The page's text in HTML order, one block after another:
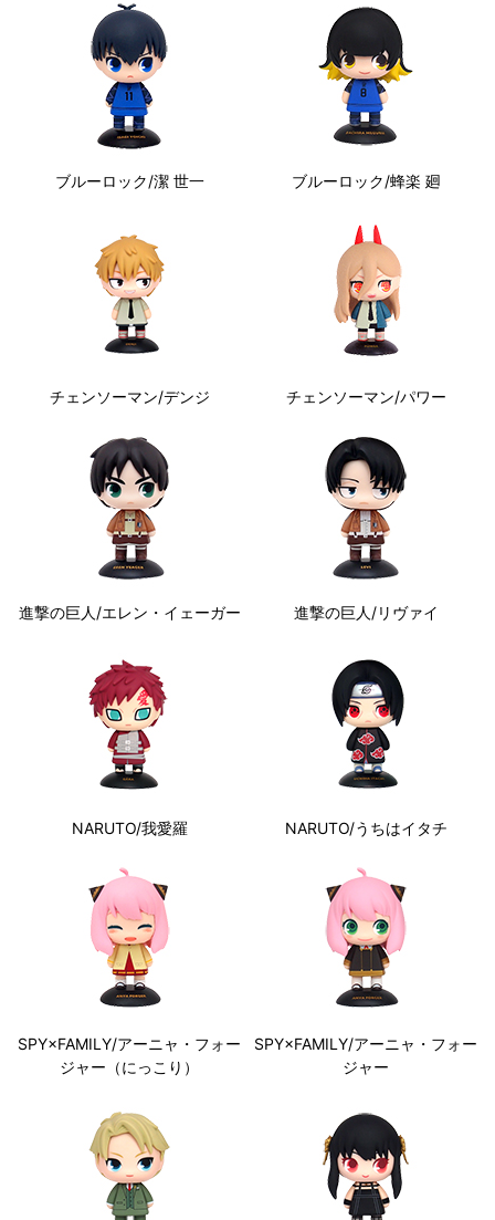
ブルーロック/潔 世一 ブルーロック/蜂楽 廻
チェンソーマン/デンジ チェンソーマン/パワー
進撃の巨人/エレン・イェーガー 進撃の巨人/リヴァイ
NARUTO/我愛羅 NARUTO/うちはイタチ
SPY×FAMILY/アーニャ・フォー
ジャー（にっこり）
SPY×FAMILY/アーニャ・フォー
ジャー